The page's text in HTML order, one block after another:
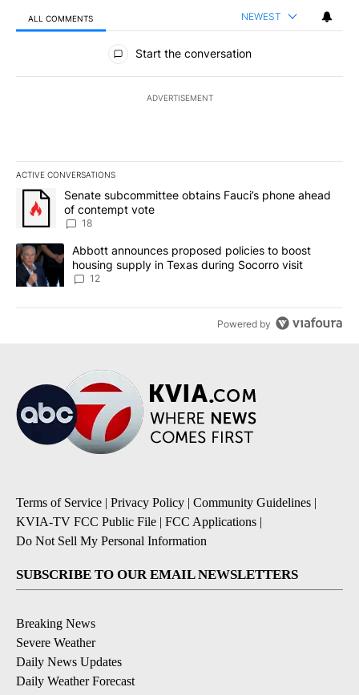
ALL COMMENTS NEWEST
All Comments
Start the conversation
ADVERTISEMENT
ACTIVE CONVERSATIONS
The following is a list of the most commented articles in the last
A trending article titled "Senate subcommittee obtains Fauci’s
Senate subcommittee obtains Fauci’s phone ahead
of contempt vote
18
A trending article titled "Abbott announces proposed policies to
Abbott announces proposed policies to boost
housing supply in Texas during Socorro visit
12
Powered by
Terms of Service | Privacy Policy | Community Guidelines |
KVIA-TV FCC Public File | FCC Applications |
Do Not Sell My Personal Information
SUBSCRIBE TO OUR EMAIL NEWSLETTERS
Breaking News
Severe Weather
Daily News Updates
Daily Weather Forecast